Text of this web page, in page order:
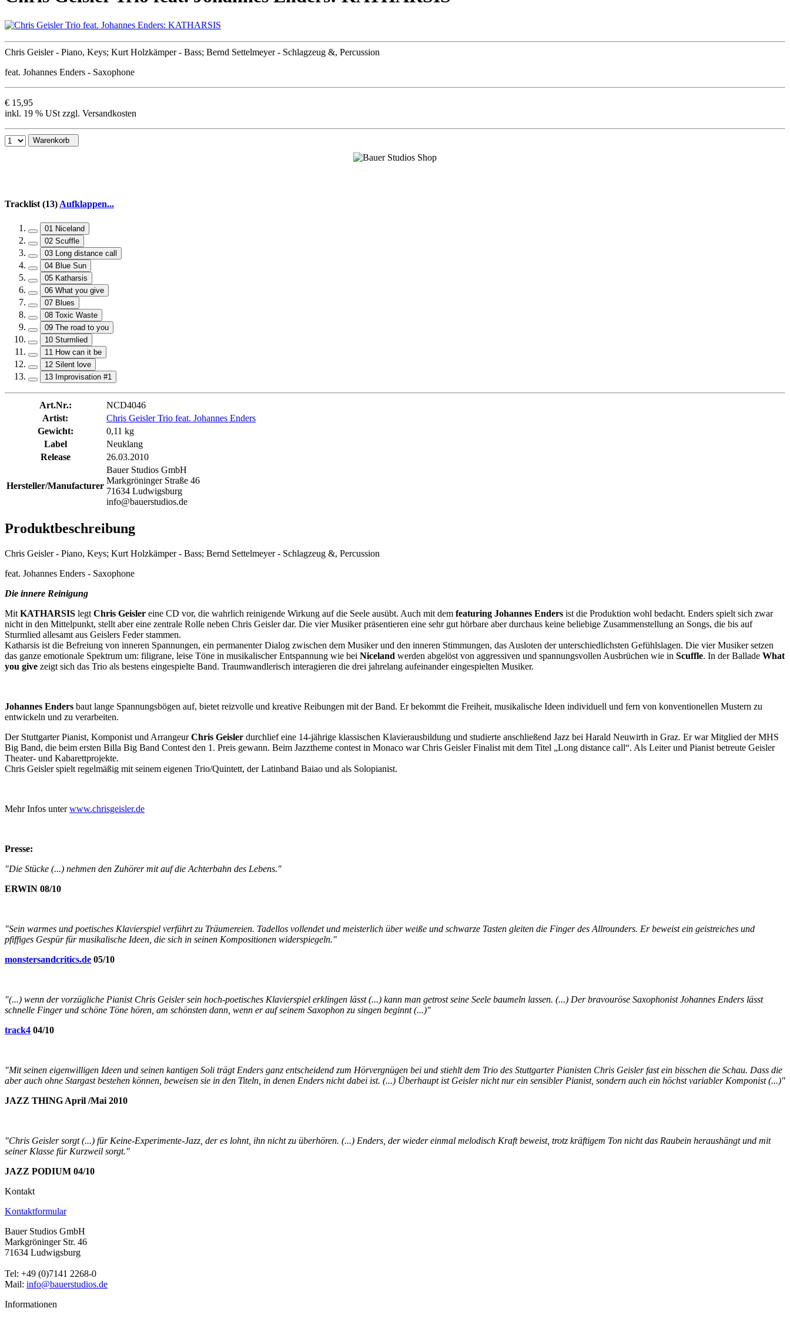
Chris Geisler - Piano, Keys; Kurt Holzkämper - Bass; Bernd Settelmeyer - Schlagzeug &, Percussion
feat. Johannes Enders - Saxophone
€ 15,95
inkl. 19 % USt zzgl. Versandkosten
Warenkorb
Tracklist (13)Aufklappen...
01 Niceland
02 Scuffle
03 Long distance call
04 Blue Sun
05 Katharsis
06 What you give
07 Blues
08 Toxic Waste
09 The road to you
10 Sturmlied
11 How can it be
12 Silent love
13 Improvisation #1
Art.Nr.:
NCD4046
Artist:
Chris Geisler Trio feat. Johannes Enders
Gewicht:
0,11 kg
Label
Neuklang
Release
26.03.2010
Hersteller/Manufacturer
Bauer Studios GmbH
Markgröninger Straße 46
71634 Ludwigsburg
info@bauerstudios.de
Produktbeschreibung
Chris Geisler - Piano, Keys; Kurt Holzkämper - Bass; Bernd Settelmeyer - Schlagzeug &, Percussion
feat. Johannes Enders - Saxophone
Die innere Reinigung
Mit KATHARSIS legt Chris Geisler eine CD vor, die wahrlich reinigende Wirkung auf die Seele ausübt. Auch mit dem featuring Johannes Enders ist die Produktion wohl bedacht. Enders spielt sich zwar
nicht in den Mittelpunkt, stellt aber eine zentrale Rolle neben Chris Geisler dar. Die vier Musiker präsentieren eine sehr gut hörbare aber durchaus keine beliebige Zusammenstellung an Songs, die bis auf
Sturmlied allesamt aus Geislers Feder stammen.
Katharsis ist die Befreiung von inneren Spannungen, ein permanenter Dialog zwischen dem Musiker und den inneren Stimmungen, das Ausloten der unterschiedlichsten Gefühlslagen. Die vier Musiker setzen
das ganze emotionale Spektrum um: filigrane, leise Töne in musikalischer Entspannung wie bei Niceland werden abgelöst von aggressiven und spannungsvollen Ausbrüchen wie in Scuffle. In der Ballade What
you give zeigt sich das Trio als bestens eingespielte Band. Traumwandlerisch interagieren die drei jahrelang aufeinander eingespielten Musiker.
Johannes Enders baut lange Spannungsbögen auf, bietet reizvolle und kreative Reibungen mit der Band. Er bekommt die Freiheit, musikalische Ideen individuell und fern von konventionellen Mustern zu
entwickeln und zu verarbeiten.
Der Stuttgarter Pianist, Komponist und ArrangeurChris Geisler durchlief eine 14-jährige klassischen Klavierausbildung und studierte anschließend Jazz bei Harald Neuwirth in Graz. Er war Mitglied der MHS
Big Band, die beim ersten Billa Big Band Contest den 1. Preis gewann. Beim Jazztheme contest in Monaco war Chris Geisler Finalist mit dem Titel „Long distance call“. Als Leiter und Pianist betreute Geisler
Theater- und Kabarettprojekte.
Chris Geisler spielt regelmäßig mit seinem eigenen Trio/Quintett, der Latinband Baiao und als Solopianist.
Mehr Infos unterwww.chrisgeisler.de
Presse:
"Die Stücke (...) nehmen den Zuhörer mit auf die Achterbahn des Lebens."
ERWIN 08/10
"Sein warmes und poetisches Klavierspiel verführt zu Träumereien. Tadellos vollendet und meisterlich über weiße und schwarze Tasten gleiten die Finger des Allrounders. Er beweist ein geistreiches und
pfiffiges Gespür für musikalische Ideen, die sich in seinen Kompositionen widerspiegeln."
monstersandcritics.de 05/10
"(...) wenn der vorzügliche Pianist Chris Geisler sein hoch-poetisches Klavierspiel erklingen lässt (...) kann man getrost seine Seele baumeln lassen. (...) Der bravouröse Saxophonist Johannes Enders lässt
schnelle Finger und schöne Töne hören, am schönsten dann, wenn er auf seinem Saxophon zu singen beginnt (...)"
track4 04/10
"Mit seinen eigenwilligen Ideen und seinen kantigen Soli trägt Enders ganz entscheidend zum Hörvergnügen bei und stiehlt dem Trio des Stuttgarter Pianisten Chris Geisler fast ein bisschen die Schau. Dass die
aber auch ohne Stargast bestehen können, beweisen sie in den Titeln, in denen Enders nicht dabei ist. (...) Überhaupt ist Geisler nicht nur ein sensibler Pianist, sondern auch ein höchst variabler Komponist (...)"
JAZZ THING April /Mai 2010
"Chris Geisler sorgt (...) für Keine-Experimente-Jazz, der es lohnt, ihn nicht zu überhören. (...) Enders, der wieder einmal melodisch Kraft beweist, trotz kräftigem Ton nicht das Raubein heraushängt und mit
seiner Klasse für Kurzweil sorgt."
JAZZ PODIUM 04/10
Kontakt
Kontaktformular
Bauer Studios GmbH
Markgröninger Str. 46
71634 Ludwigsburg
Tel: +49 (0)7141 2268-0
Mail: info@bauerstudios.de
Informationen